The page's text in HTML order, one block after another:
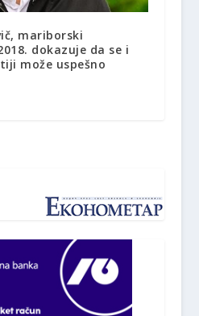
mariborski
dokazuje da se i
može uspešno